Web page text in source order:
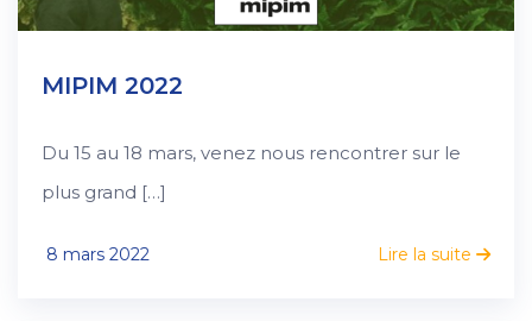
MIPIM 2022
Du 15 au 18 mars, venez nous rencontrer sur le
plus grand […]
8 mars 2022 Lire la suite